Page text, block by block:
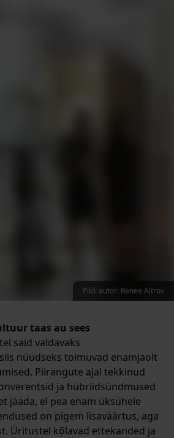
taas au sees
said valdavaks
nüüdseks toimuvad enamjaolt
Piirangute ajal tekkinud
ja hübriidsündmused
jääda, ei pea enam üksühele
on pigem lisaväärtus, aga
Üritustel kõlavad ettekanded ja
Pildi autor: Renee Altrov